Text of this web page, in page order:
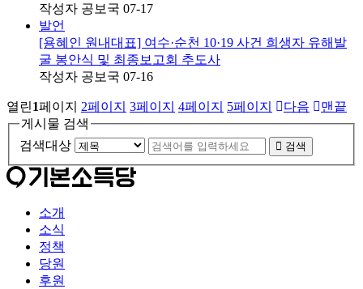
작성자 공보국 07-17
발언
[용혜인 원내대표] 여수·순천 10·19 사건 희생자 유해발
굴 봉안식 및 최종보고회 추도사
작성자 공보국 07-16
열린1페이지 2페이지 3페이지 4페이지 5페이지 다음
맨끝
게시물 검색
검색대상
검색
소개
소식
정책
당원
후원